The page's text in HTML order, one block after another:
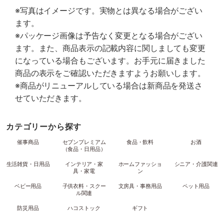
※写真はイメージです。実物とは異なる場合がござい
ます。
※パッケージ画像は予告なく変更となる場合がござい
ます。また、商品表示の記載内容に関しましても変更
になっている場合もございます。お手元に届きました
商品の表示をご確認いただきますようお願いします。
※商品がリニューアルしている場合は新商品を発送さ
せていただきます。
カテゴリーから探す
催事商品
セブンプレミアム
（食品・日用品）
食品・飲料 お酒
生活雑貨・日用品
インテリア・家
具・家電
ホームファッショ
ン
シニア・介護関連
ベビー用品
子供衣料・スクー
ル関連
文房具・事務用品 ペット用品
防災用品 ハコストック ギフト